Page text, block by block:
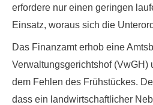
erfordere nur einen geringen
Einsatz, woraus sich die
Das Finanzamt erhob eine
Verwaltungsgerichtshof (VwGH)
dem Fehlen des Frühstückes.
dass ein landwirtschaftlicher